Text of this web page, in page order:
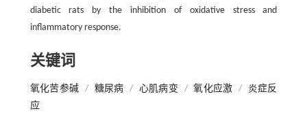
diabetic rats by the inhibition of oxidative stress and
inflammatory response.
关键词
氧化苦参碱 / 糖尿病 / 心肌病变 / 氧化应激 /
炎症反
应